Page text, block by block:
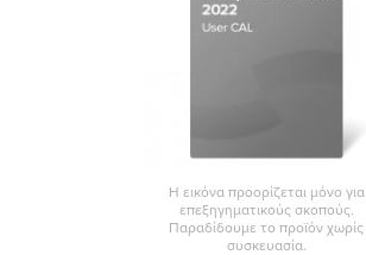
MS Exchange Server
MS SharePoint Server
MS Project Server
Η εικόνα προορίζεται μόνο για
επεξηγηματικούς σκοπούς.
Παραδίδουμε το προϊόν χωρίς
συσκευασία.